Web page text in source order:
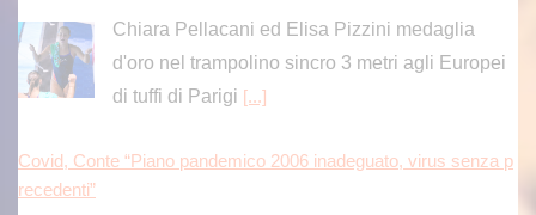
Chiara Pellacani ed Elisa Pizzini medaglia
d'oro nel trampolino sincro 3 metri agli Europei
di tuffi di Parigi [...]
Covid, Conte “Piano pandemico 2006 inadeguato, virus senza p
recedenti”